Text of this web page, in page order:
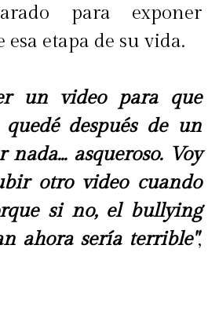
para exponer
etapa de su vida.
un video para que
después de un
asqueroso. Voy
otro video cuando
si no, el bullying
ahora sería terrible",